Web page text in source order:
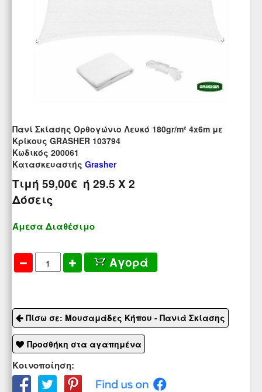
Πανί Σκίασης Ορθογώνιο Λευκό 180gr/m² 4x6m με
Κρίκους GRASHER 103794
Kωδικός 200061
Κατασκευαστής Grasher
Τιμή 59,00€ ή 29.5 X 2
Δόσεις
Άμεσα Διαθέσιμο
Αγορά
Πίσω σε: Μουσαμάδες Κήπου - Πανιά Σκίασης
Προσθήκη στα αγαπημένα
Κοινοποίηση: